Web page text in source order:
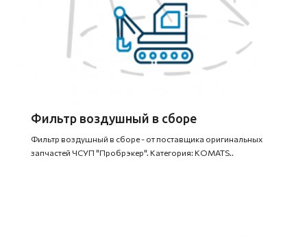
Фильтр воздушный в сборе
Фильтр воздушный в сборе - от поставщика оригинальных
запчастей ЧСУП "Пробрэкер". Категория: KOMATS..